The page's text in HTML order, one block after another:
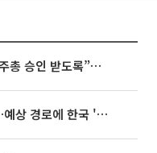
김정관 장관 “반도체 성과급, 주총 승인 받도록”…상법·자본시장법 개정 시사
태풍 '돌핀' 이어 '찬홈' 등장…예상 경로에 한국 '한숨'